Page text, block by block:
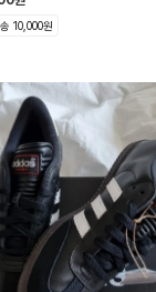
10,000원